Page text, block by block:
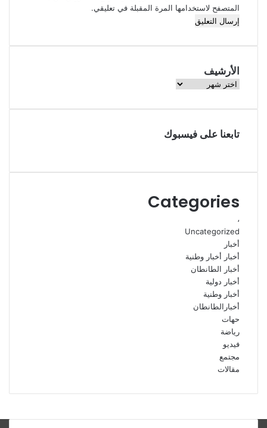
المتصفح لاستخدامها المرة المقبلة في تعليقي.
الأرشيف
الأرشيف
تابعنا على فيسبوك
Categories
،
Uncategorized
أخبار
أخبار أخبار وطنية
أخبار الطانطان
أخبار دولية
أخبار وطنية
أخبارالطانطان
حهات
رياضة
فيديو
مجتمع
مقالات